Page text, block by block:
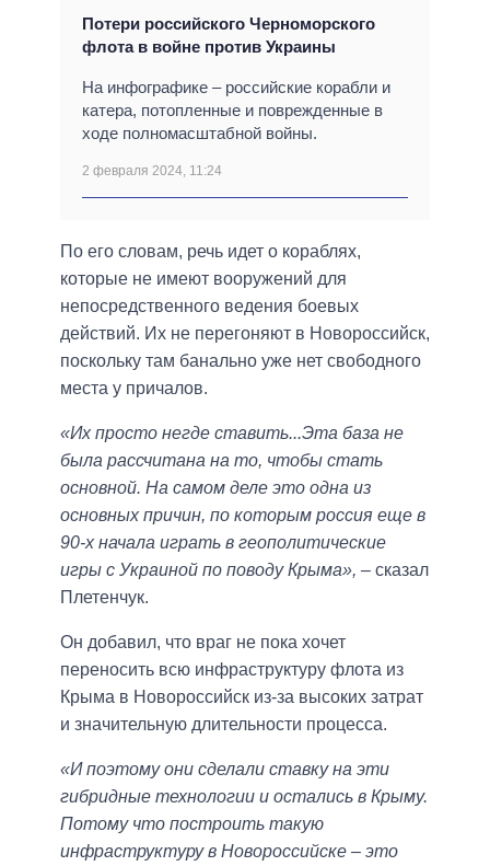
Потери российского Черноморского
флота в войне против Украины
На инфографике – российские корабли и
катера, потопленные и поврежденные в
ходе полномасштабной войны.
2 февраля 2024, 11:24
По его словам, речь идет о кораблях,
которые не имеют вооружений для
непосредственного ведения боевых
действий. Их не перегоняют в Новороссийск,
поскольку там банально уже нет свободного
места у причалов.
«Их просто негде ставить...Эта база не
была рассчитана на то, чтобы стать
основной. На самом деле это одна из
основных причин, по которым россия еще в
90-х начала играть в геополитические
игры с Украиной по поводу Крыма», – сказал
Плетенчук.
Он добавил, что враг не пока хочет
переносить всю инфраструктуру флота из
Крыма в Новороссийск из-за высоких затрат
и значительную длительности процесса.
«И поэтому они сделали ставку на эти
гибридные технологии и остались в Крыму.
Потому что построить такую ​​
инфраструктуру в Новороссийске – это